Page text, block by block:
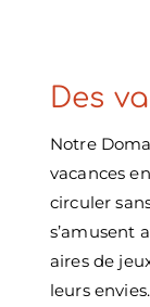
Des
Notre
vacances
circuler
s’amusent
aires de
leurs